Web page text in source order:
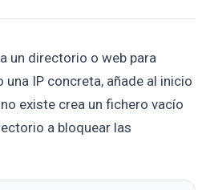
un directorio o web para
IP concreta, añade al inicio
existe crea un fichero vacío
a bloquear las